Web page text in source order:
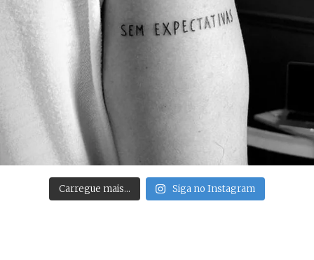
Carregue mais… Siga no Instagram